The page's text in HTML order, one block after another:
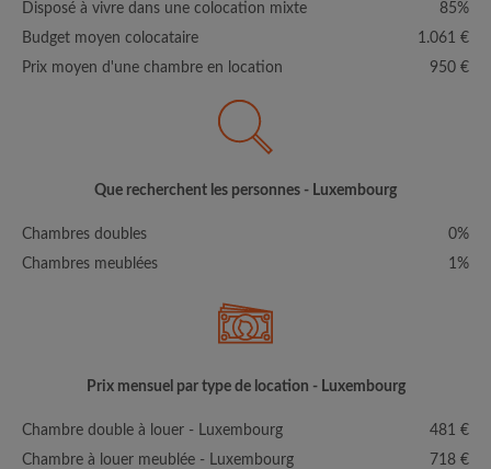
Disposé à vivre dans une colocation mixte
85%
Budget moyen colocataire
1.061 €
Prix moyen d'une chambre en location
950 €
Que recherchent les personnes - Luxembourg
Chambres doubles
0%
Chambres meublées
1%
Prix mensuel par type de location - Luxembourg
Chambre double à louer - Luxembourg
481 €
Chambre à louer meublée - Luxembourg
718 €